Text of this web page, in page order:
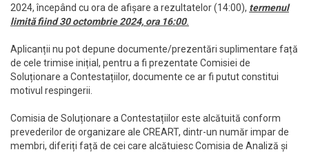
2024, începând cu ora de afișare a rezultatelor (14:00), termenul
limită fiind 30 octombrie 2024, ora 16:00.
Aplicanții nu pot depune documente/prezentări suplimentare față
de cele trimise inițial, pentru a fi prezentate Comisiei de
Soluționare a Contestațiilor, documente ce ar fi putut constitui
motivul respingerii.
Comisia de Soluționare a Contestațiilor este alcătuită conform
prevederilor de organizare ale CREART, dintr-un număr impar de
membri, diferiți față de cei care alcătuiesc Comisia de Analiză și